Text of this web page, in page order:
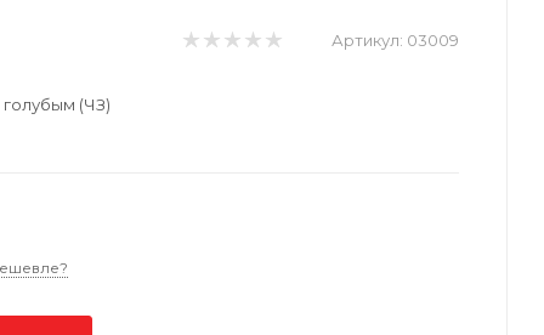
Артикул: 03009
(ЧЗ)